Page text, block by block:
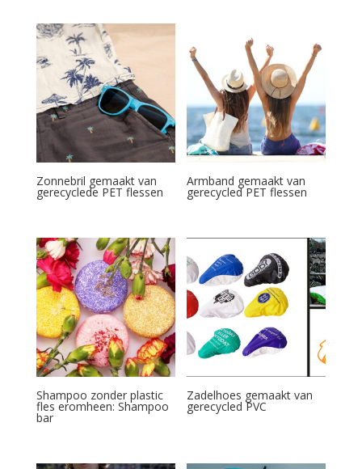
Zonnebril gemaakt van
gerecyclede PET flessen
Armband gemaakt van
gerecycled PET flessen
Shampoo zonder plastic
fles eromheen: Shampoo
bar
Zadelhoes gemaakt van
gerecycled PVC